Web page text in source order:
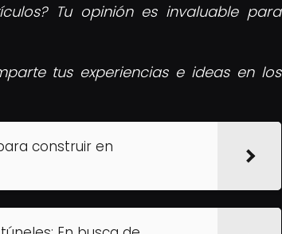
Tu opinión es invaluable para
tus experiencias e ideas en los
construir en